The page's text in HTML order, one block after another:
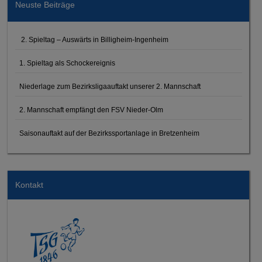
Neuste Beiträge
2. Spieltag – Auswärts in Billigheim-Ingenheim
1. Spieltag als Schockereignis
Niederlage zum Bezirksligaauftakt unserer 2. Mannschaft
2. Mannschaft empfängt den FSV Nieder-Olm
Saisonauftakt auf der Bezirkssportanlage in Bretzenheim
Kontakt